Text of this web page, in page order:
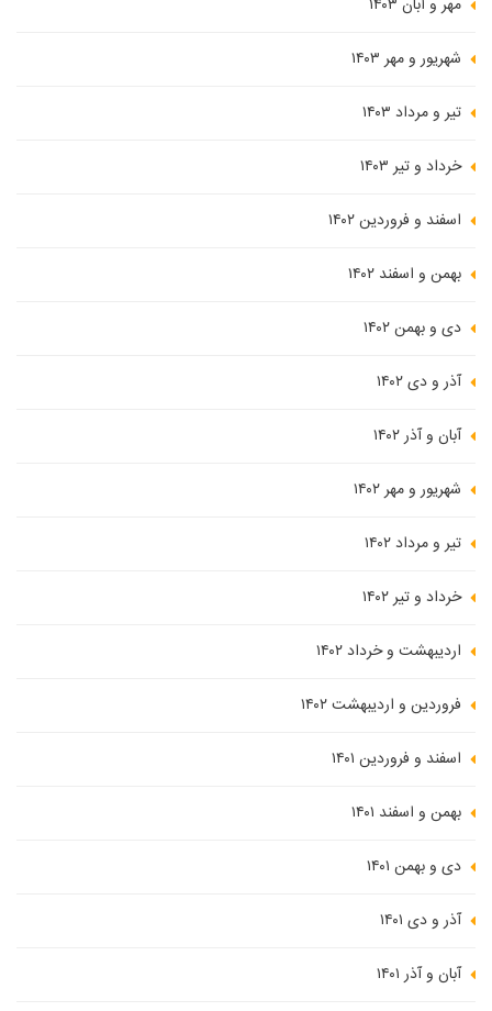
مهر و آبان ۱۴۰۳
شهریور و مهر ۱۴۰۳
تیر و مرداد ۱۴۰۳
خرداد و تیر ۱۴۰۳
اسفند و فروردین ۱۴۰۲
بهمن و اسفند ۱۴۰۲
دی و بهمن ۱۴۰۲
آذر و دی ۱۴۰۲
آبان و آذر ۱۴۰۲
شهریور و مهر ۱۴۰۲
تیر و مرداد ۱۴۰۲
خرداد و تیر ۱۴۰۲
اردیبهشت و خرداد ۱۴۰۲
فروردین و اردیبهشت ۱۴۰۲
اسفند و فروردین ۱۴۰۱
بهمن و اسفند ۱۴۰۱
دی و بهمن ۱۴۰۱
آذر و دی ۱۴۰۱
آبان و آذر ۱۴۰۱